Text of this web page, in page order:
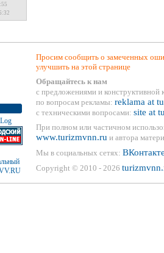
Просим сообщить о замеченных
улучшить на этой странице
Обращайтесь к нам
с предложениями и конструктивной
по вопросам рекламы: reklama at
с техническими вопросами: site at
При полном или частичном
www.turizmvnn.ru и автора
Мы в социальных сетях:
Copyright © 2010 - 2026